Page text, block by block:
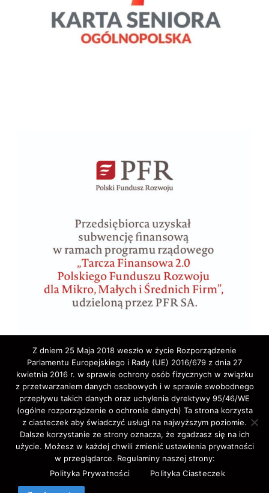
Copyright © 2020 ELA-TRAVEL: Biuro Podróży,
wycieczki, wczasy, pielgrzymki, bilety lotnicze,
autokarowe,promowe,koncertowe,Western-Union,.
Z dniem 25 Maja 2018 weszło w życie Rozporządzenie
Parlamentu Europejskiego i Rady (UE) 2016/679 z dnia 27
kwietnia 2016 r. w sprawie ochrony osób fizycznych w związku
z przetwarzaniem danych osobowych i w sprawie swobodnego
przepływu takich danych oraz uchylenia dyrektywy 95/46/WE
(ogólne rozporządzenie o ochronie danych) Ta strona korzysta
z ciasteczek aby świadczyć usługi na najwyższym poziomie.
Dalsze korzystanie ze strony oznacza, że zgadzasz się na ich
użycie. Możesz w każdej chwili zmienić ustawienia prywatności
w przeglądarce. Regulaminy naszej strony:
Polityka Prywatności
Polityka Ciasteczek